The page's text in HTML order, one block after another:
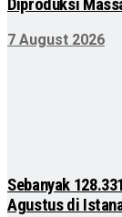
Diproduksi
7 August 2026
Sebanyak
Agustus di